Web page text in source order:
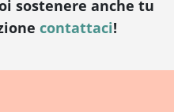
sostenere anche tu
contattaci!